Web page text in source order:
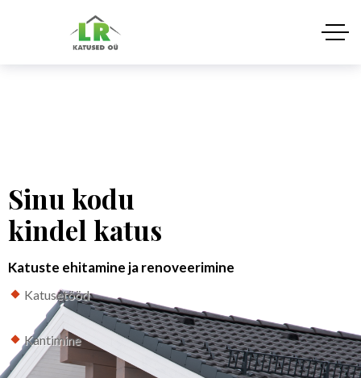
Sinu kodu
kindel katus
Katuste ehitamine ja renoveerimine
Katusetööd
Kantimine